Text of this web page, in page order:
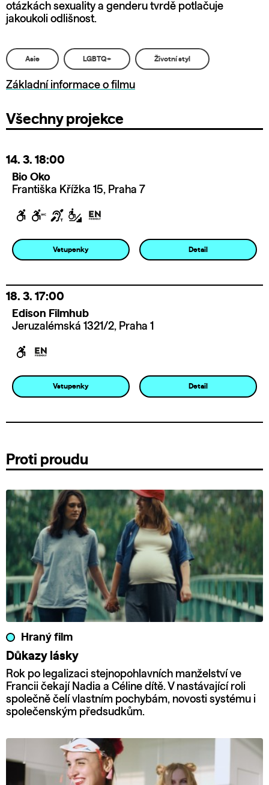
otázkách sexuality a genderu tvrdě potlačuje
jakoukoli odlišnost.
Asie LGBTQ+ Životní styl
Základní informace o filmu
Všechny projekce
14. 3. 18:00
Bio Oko
Františka Křížka 15, Praha 7
Vstupenky Detail
18. 3. 17:00
Edison Filmhub
Jeruzalémská 1321/2, Praha 1
Vstupenky Detail
Proti proudu
Hraný film
Důkazy lásky
Rok po legalizaci stejnopohlavních manželství ve
Francii čekají Nadia a Céline dítě. V nastávající roli
společně čelí vlastním pochybám, novosti systému i
společenským předsudkům.